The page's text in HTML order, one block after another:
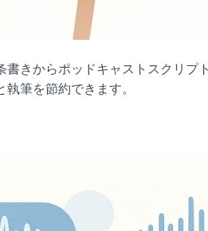
きからポッドキャストスクリ
筆を節約できます。